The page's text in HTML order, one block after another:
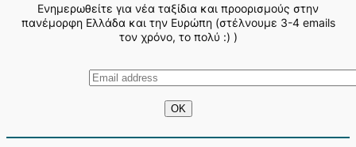
Ενημερωθείτε για νέα ταξίδια και προορισμούς στην
πανέμορφη Ελλάδα και την Ευρώπη (στέλνουμε 3-4 emails
τον χρόνο, το πολύ :) )